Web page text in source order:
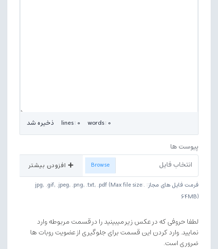
lines: 0 words: 0 ذخیره شد
پیوست ها
انتخاب فایل
فرمت فایل های مجاز: .jpg, .gif, .jpeg, .png, .txt, .pdf (Max file size:
64MB)
لطفا حروفی که در عکس زیر میبینید را در قسمت مربوطه وارد
نمایید. وارد کردن این قسمت برای جلوگیری از عضویت روبات ها
ضروری است.